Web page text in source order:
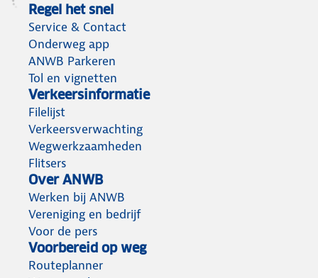
Regel het snel
Service & Contact
Onderweg app
ANWB Parkeren
Tol en vignetten
Verkeersinformatie
Filelijst
Verkeersverwachting
Wegwerkzaamheden
Flitsers
Over ANWB
Werken bij ANWB
Vereniging en bedrijf
Voor de pers
Voorbereid op weg
Routeplanner